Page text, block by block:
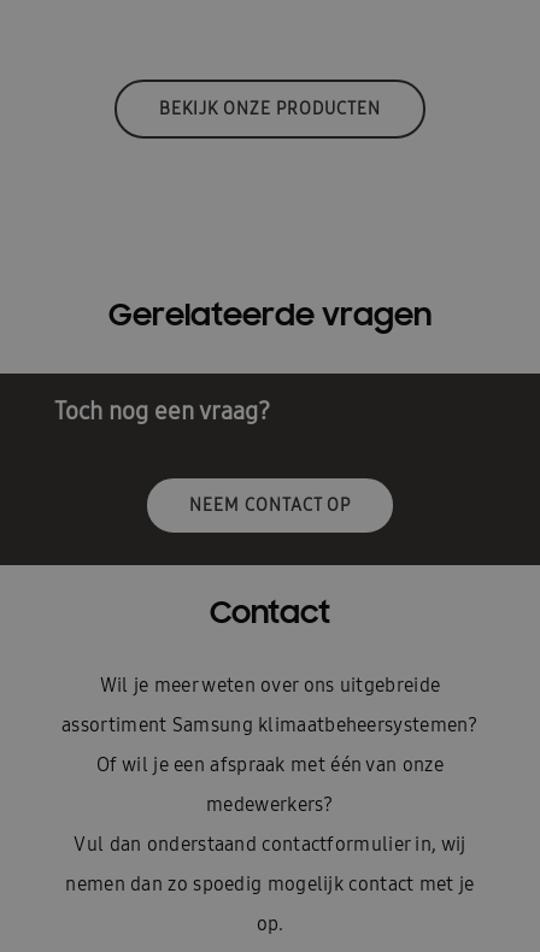
BEKIJK ONZE PRODUCTEN
Gerelateerde vragen
Toch nog een vraag?
NEEM CONTACT OP
Contact
Wil je meer weten over ons uitgebreide
assortiment Samsung klimaatbeheersystemen?
Of wil je een afspraak met één van onze
medewerkers?
Vul dan onderstaand contactformulier in, wij
nemen dan zo spoedig mogelijk contact met je
op.